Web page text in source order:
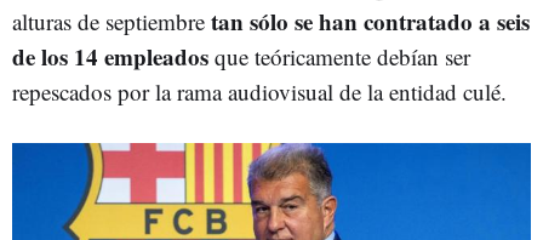
alturas de septiembre tan sólo se han contratado a seis
de los 14 empleados que teóricamente debían ser
repescados por la rama audiovisual de la entidad culé.